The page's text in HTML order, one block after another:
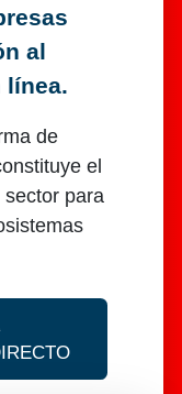
al
línea.
de
el
para
DE